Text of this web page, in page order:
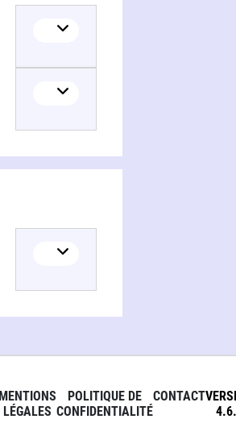
MENTIONS
LÉGALES
POLITIQUE DE
CONFIDENTIALITÉ
CONTACT